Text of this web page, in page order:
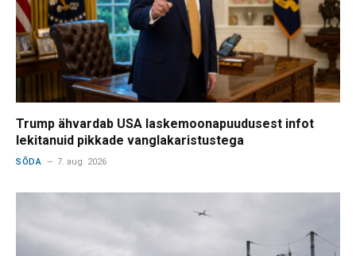
Trump ähvardab USA laskemoonapuudusest infot
lekitanuid pikkade vanglakaristustega
SÕDA 7. aug. 2026